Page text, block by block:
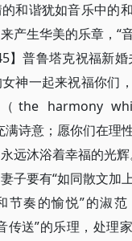
和谐犹如音乐中的
产生华美的乐章，“
】普鲁塔克祝福新婚
神一起来祝福你们
the harmony
诗意；愿你们在理
远沐浴着幸福的光
子要有“如同散文加
节奏的愉悦”的淑
传送”的乐理，处理